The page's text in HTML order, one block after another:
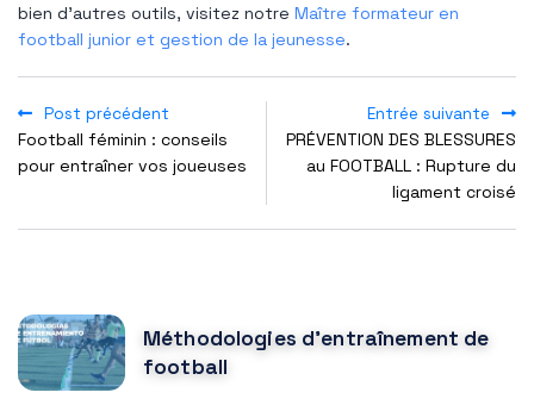
bien d'autres outils, visitez notre Maître formateur en
football junior et gestion de la jeunesse.
Post précédent
Football féminin : conseils
pour entraîner vos joueuses
Entrée suivante
PRÉVENTION DES BLESSURES
au FOOTBALL : Rupture du
ligament croisé
Méthodologies d'entraînement de
football